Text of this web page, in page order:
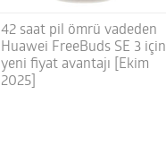
42 saat pil ömrü vadeden
Huawei FreeBuds SE 3 için
yeni fiyat avantajı [Ekim
2025]